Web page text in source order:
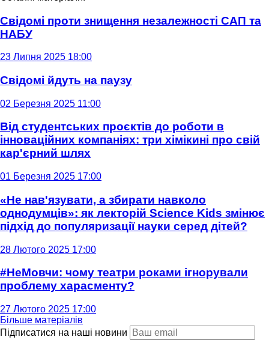
Свідомі проти знищення незалежності САП та
НАБУ
23 Липня 2025 18:00
Свідомі йдуть на паузу
02 Березня 2025 11:00
Від студентських проєктів до роботи в
інноваційних компаніях: три хімікині про свій
кар'єрний шлях
01 Березня 2025 17:00
«Не нав'язувати, а збирати навколо
однодумців»: як лекторій Science Kids змінює
підхід до популяризації науки серед дітей?
28 Лютого 2025 17:00
#НеМовчи: чому театри роками ігнорували
проблему харасменту?
27 Лютого 2025 17:00
Більше матеріалів
Підписатися на наші новини